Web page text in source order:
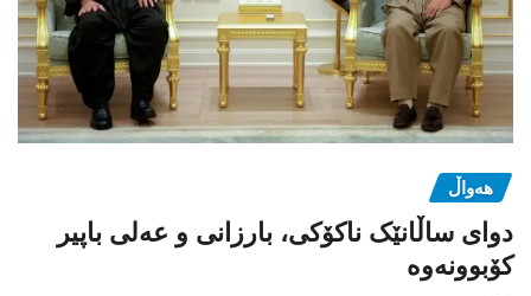
هەواڵ
دوای ساڵانێک ناکۆکی، بارزانی و عەلی باپیر
کۆبوونەوە